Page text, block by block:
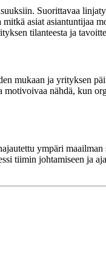
Suorittavaa
asiat asiantuntijaa
tilanteesta ja
mukaan ja yrityksen
nähdä, kun
ympäri maailman
tiimin johtamiseen ja